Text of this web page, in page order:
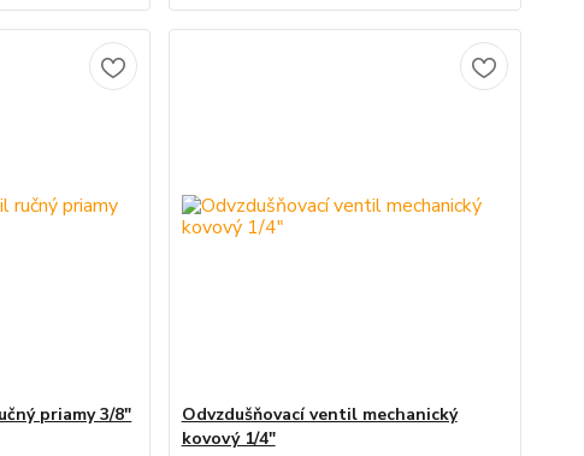
priamy 3/8"
Odvzdušňovací ventil mechanický
kovový 1/4"